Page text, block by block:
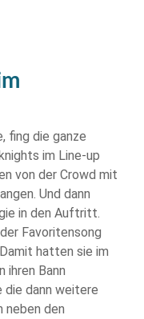
fing die ganze
im Line-up
von der Crowd mit
Und dann
in den Auftritt.
Favoritensong
hatten sie im
ihren Bann
die dann weitere
neben den